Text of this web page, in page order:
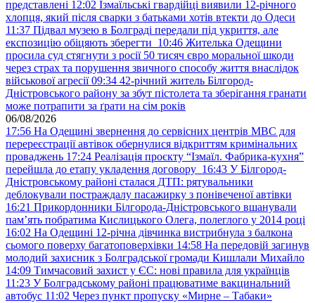
представлені 12:02 Ізмаїльські гвардійці виявили 12-річного
хлопця, який після сварки з батьками хотів втекти до Одеси
11:37 Підвал музею в Болграді передали під укриття, але
експозицію обіцяють зберегти 10:46 Жителька Одещини
просила суд стягнути з росії 50 тисяч євро моральної шкоди
через страх та порушення звичного способу життя внаслідок
військової агресії 09:34 42-річний житель Білгород-
Дністровського району за збут пістолета та зберігання гранати
може потрапити за ґрати на сім років
06/08/2026
17:56 На Одещині звернення до сервісних центрів МВС для
перереєстрації автівок обернулися відкриттям кримінальних
проваджень 17:24 Реалізація проєкту “Ізмаїл. Фабрика-кухня”
перейшла до етапу укладення договору 16:43 У Білгород-
Дністровському районі сталася ДТП: рятувальники
деблокували постраждалу пасажирку з понівеченої автівки
16:21 Прикордонники Білгорода-Дністровського вшанували
пам’ять побратима Кислицького Олега, полеглого у 2014 році
16:02 На Одещині 12-річна дівчинка вистрибнула з балкона
сьомого поверху багатоповерхівки 14:58 На передовій загинув
молодий захисник з Болградської громади Кишлали Михайло
14:09 Тимчасовий захист у ЄС: нові правила для українців
11:23 У Болградському районі працюватиме вакцинальний
автобус 11:02 Через пункт пропуску «Мирне – Табаки»